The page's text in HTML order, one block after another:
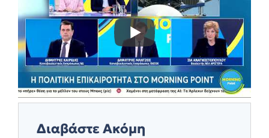
Διαβάστε Ακόμη